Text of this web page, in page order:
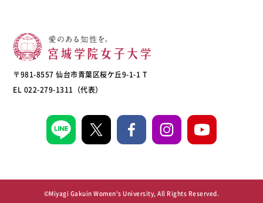
〒981-8557 仙台市青葉区桜ケ丘9-1-1 T
EL 022-279-1311（代表）
©Miyagi Gakuin Women's University, All Rights Reserved.